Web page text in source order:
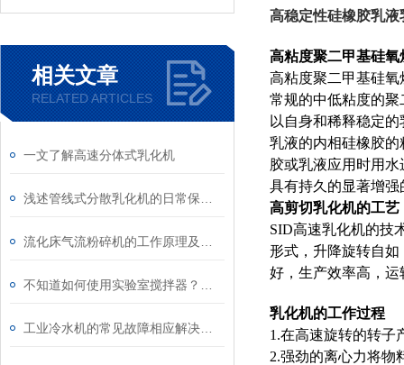
相关文章
RELATED ARTICLES
一文了解高速分体式乳化机
高稳定性硅橡胶乳液
高粘度聚二甲基硅氧
高粘度聚二甲基硅氧
常规的中低粘度的
以自身和稀释稳定
乳液的内相硅橡胶的
胶或乳液应用时用
具有持久的显著增
高剪切乳化机的工艺
SID高速乳化机的技
形式，升降旋转自
好，生产效率高，
乳化机的工作过程
1.在高速旋转的转子
2.强劲的离心力将物